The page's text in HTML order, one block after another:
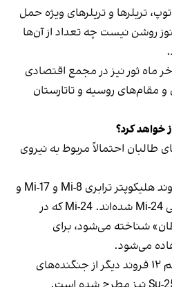
تریلرها و تریلرهای ویژه حمل
روشن نیست چه تعداد از آن‌ها
ماه ثور نیز در مجمع اقتصادی
و مقام‌های روسیه و تاتارستان
خواهد کرد؟
احتمالاً مربوط به نیروی
طالبان خواستار ترمیم ۱۱ فروند هلیکوپتر ترابری Mi-8 و Mi-17 و
چهار فروند هلیکوپتر تهاجمی Mi-24 شده‌اند. Mi-24 که در
شناخته می‌شود، برای
می‌شود.
علاوه بر این، درخواست ترمیم ۱۲ فروند دیگر از جنگنده‌های